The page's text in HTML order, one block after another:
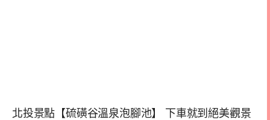
北投景點【硫磺谷溫泉泡腳池】 下車就到絕美觀景